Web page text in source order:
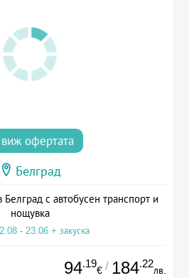
виж офертата
Белград
с автобусен транспорт и
нощувка
- 23.06 + закуска
94.19
€ / 184.22
лв.